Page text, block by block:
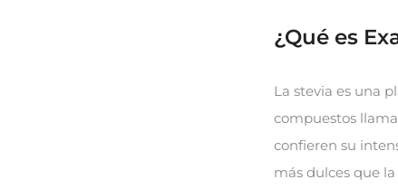
¿Qué es
La stevia es una
compuestos
confieren su
más dulces que